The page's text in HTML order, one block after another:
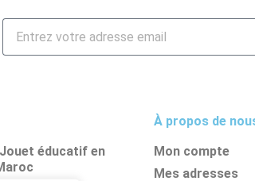
éducatif en
À propos de
Mon compte
Mes adresses